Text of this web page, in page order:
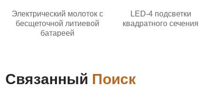
Электрический молоток с
бесщеточной литиевой
батареей
LED-4 подсветки
квадратного сечения
Связанный Поиск